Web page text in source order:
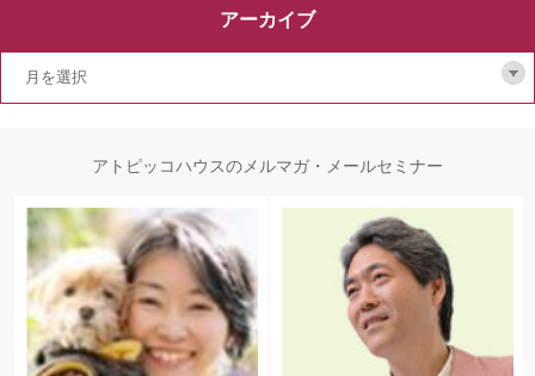
アーカイブ
アトピッコハウスのメルマガ・メールセミナー